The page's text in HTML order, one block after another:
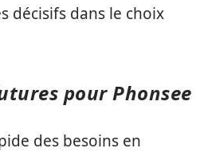
décisifs dans le choix
pour Phonsee
des besoins en